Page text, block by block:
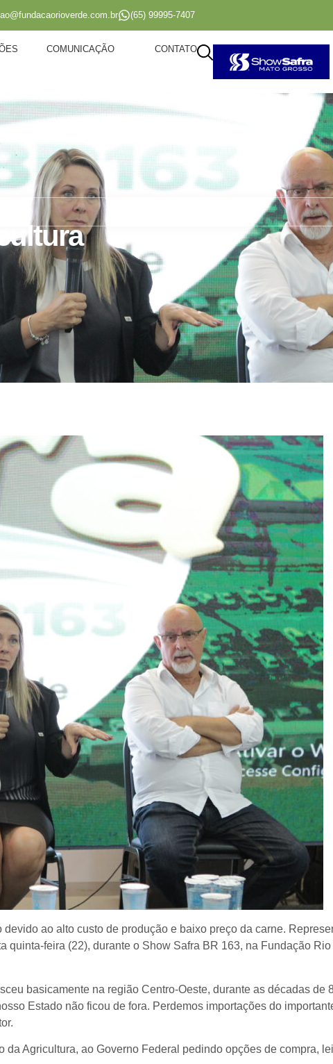
(65) 99995-7407
COMUNICAÇÃO CONTATO
ao alto custo de produção e baixo preço da carne.
feira (22), durante o Show Safra BR 163, na Fundação
basicamente na região Centro-Oeste, durante as décadas de
Estado não ficou de fora. Perdemos importações do
Agricultura, ao Governo Federal pedindo opções de compra,